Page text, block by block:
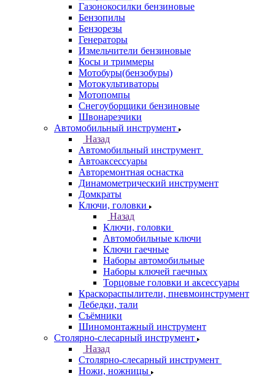
Газонокосилки бензиновые
Бензопилы
Бензорезы
Генераторы
Измельчители бензиновые
Косы и триммеры
Мотобуры(бензобуры)
Мотокультиваторы
Мотопомпы
Снегоуборщики бензиновые
Швонарезчики
Автомобильный инструмент
Назад
Автомобильный инструмент
Автоаксессуары
Авторемонтная оснастка
Динамометрический инструмент
Домкраты
Ключи, головки
Назад
Ключи, головки
Автомобильные ключи
Ключи гаечные
Наборы автомобильные
Наборы ключей гаечных
Торцовые головки и аксессуары
Краскораспылители, пневмоинструмент
Лебедки, тали
Съёмники
Шиномонтажный инструмент
Столярно-слесарный инструмент
Назад
Столярно-слесарный инструмент
Ножи, ножницы